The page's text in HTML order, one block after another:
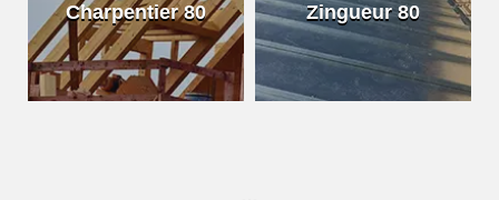
Charpentier 80 Zingueur 80